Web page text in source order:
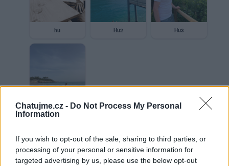
Chatujme.cz - Do Not Process My Personal
Information
If you wish to opt-out of the sale, sharing to third parties, or
processing of your personal or sensitive information for
targeted advertising by us, please use the below opt-out
hu Hu2 Hu3